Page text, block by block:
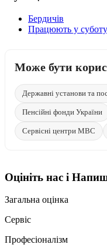
Бердичів
Працюють у суботу
Може бути
Державні установи та
Пенсійні фонди України
Сервісні центри МВС
Оцініть нас і
Загальна оцінка
Сервіс
Професіоналізм